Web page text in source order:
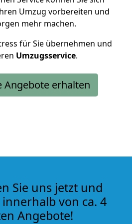
Umzug vorbereiten und
mehr machen.
für Sie übernehmen und
Umzugsservice.
Angebote erhalten
Sie uns jetzt und
von ca. 4
Angebote!